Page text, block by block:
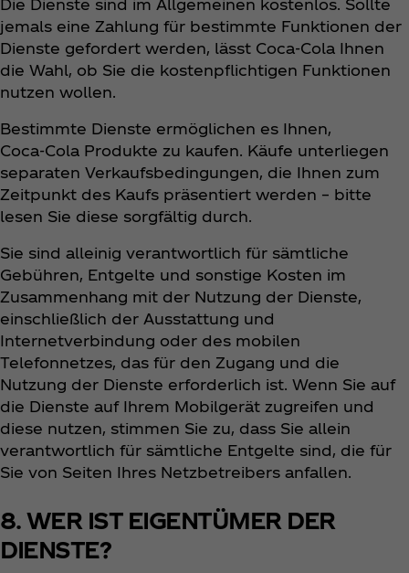
Die Dienste sind im Allgemeinen kostenlos. Sollte
jemals eine Zahlung für bestimmte Funktionen der
Dienste gefordert werden, lässt Coca‑Cola Ihnen
die Wahl, ob Sie die kostenpflichtigen Funktionen
nutzen wollen.
Bestimmte Dienste ermöglichen es Ihnen,
Coca‑Cola Produkte zu kaufen. Käufe unterliegen
separaten Verkaufsbedingungen, die Ihnen zum
Zeitpunkt des Kaufs präsentiert werden – bitte
lesen Sie diese sorgfältig durch.
Sie sind alleinig verantwortlich für sämtliche
Gebühren, Entgelte und sonstige Kosten im
Zusammenhang mit der Nutzung der Dienste,
einschließlich der Ausstattung und
Internetverbindung oder des mobilen
Telefonnetzes, das für den Zugang und die
Nutzung der Dienste erforderlich ist. Wenn Sie auf
die Dienste auf Ihrem Mobilgerät zugreifen und
diese nutzen, stimmen Sie zu, dass Sie allein
verantwortlich für sämtliche Entgelte sind, die für
Sie von Seiten Ihres Netzbetreibers anfallen.
8. WER IST EIGENTÜMER DER
DIENSTE?